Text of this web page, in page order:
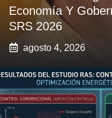
Economía Y
SRS 2026
agosto 4, 2026